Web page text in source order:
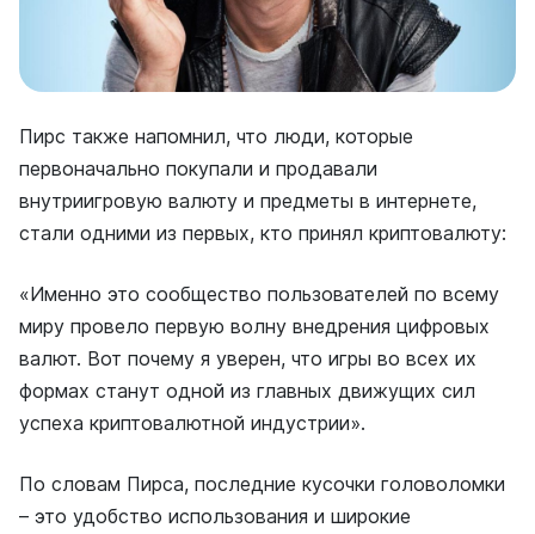
Пирс также напомнил, что люди, которые
первоначально покупали и продавали
внутриигровую валюту и предметы в интернете,
стали одними из первых, кто принял криптовалюту:
«Именно это сообщество пользователей по всему
миру провело первую волну внедрения цифровых
валют. Вот почему я уверен, что игры во всех их
формах станут одной из главных движущих сил
успеха криптовалютной индустрии».
По словам Пирса, последние кусочки головоломки
– это удобство использования и широкие